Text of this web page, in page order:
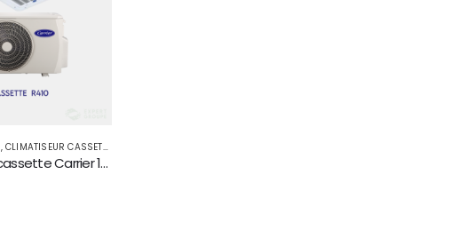
,CLIMATISEUR SPLIT
CLIMATISEUR CARRIER COMFORT SMART GREEN 36000 Btu par heur R410